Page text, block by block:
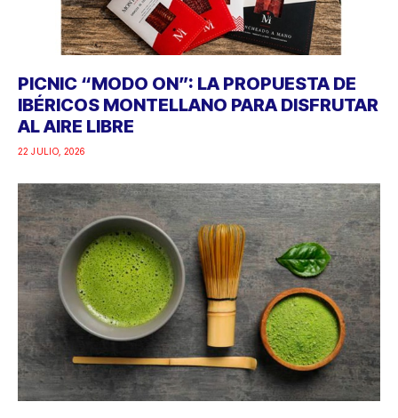
PICNIC “MODO ON”: LA PROPUESTA DE
IBÉRICOS MONTELLANO PARA DISFRUTAR
AL AIRE LIBRE
22 JULIO, 2026